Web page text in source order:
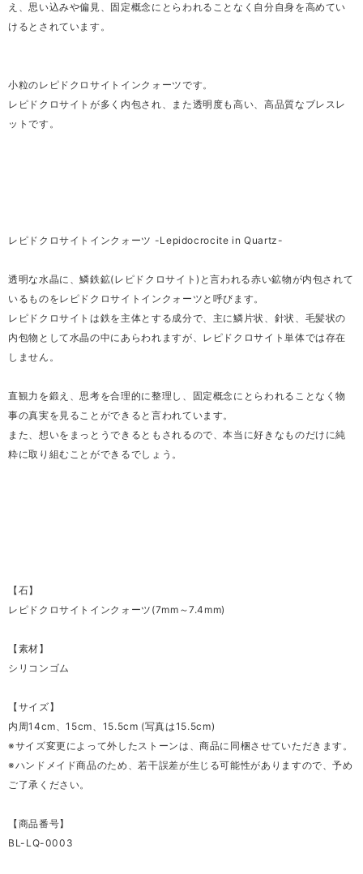
え、思い込みや偏見、固定概念にとらわれることなく自分自身を高めてい
けるとされています。
小粒のレピドクロサイトインクォーツです。
レピドクロサイトが多く内包され、また透明度も高い、高品質なブレスレ
ットです。
レピドクロサイトインクォーツ -Lepidocrocite in Quartz-
透明な水晶に、鱗鉄鉱(レピドクロサイト)と言われる赤い鉱物が内包されて
いるものをレピドクロサイトインクォーツと呼びます。
レピドクロサイトは鉄を主体とする成分で、主に鱗片状、針状、毛髪状の
内包物として水晶の中にあらわれますが、レピドクロサイト単体では存在
しません。
直観力を鍛え、思考を合理的に整理し、固定概念にとらわれることなく物
事の真実を見ることができると言われています。
また、想いをまっとうできるともされるので、本当に好きなものだけに純
粋に取り組むことができるでしょう。
【石】
レピドクロサイトインクォーツ(7mm～7.4mm)
【素材】
シリコンゴム
【サイズ】
内周14cm、15cm、15.5cm (写真は15.5cm)
※サイズ変更によって外したストーンは、商品に同梱させていただきます。
※ハンドメイド商品のため、若干誤差が生じる可能性がありますので、予め
ご了承ください。
【商品番号】
BL-LQ-0003